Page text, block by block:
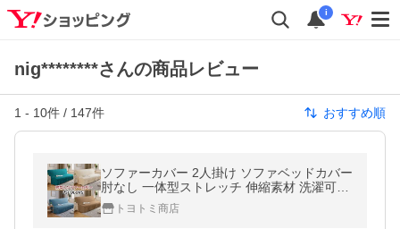
i
nig********さんの商品レビュー
1 - 10件 / 147件 おすすめ順
ソファーカバー 2人掛け ソファベッドカバー
肘なし 一体型ストレッチ 伸縮素材 洗濯可能
柔らかい 無地 犬 猫 傷 防止 伸びる 北欧風
ぴったりフィット式 25色
トヨトミ商店